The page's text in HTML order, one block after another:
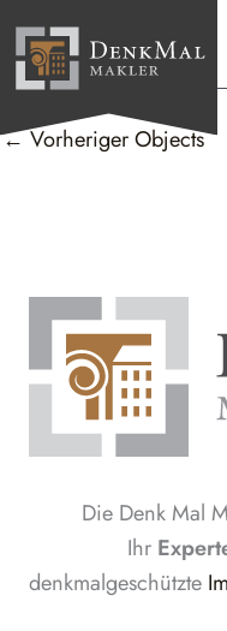
Inhalt
springen
←Vorheriger Objects
Die Denk Mal
Ihr
denkmalgeschützte